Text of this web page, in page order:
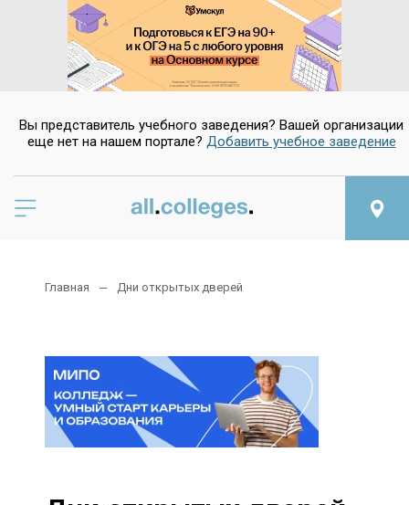
Вы представитель учебного заведения? Вашей организации
еще нет на нашем портале? Добавить учебное заведение
Главная Дни открытых дверей